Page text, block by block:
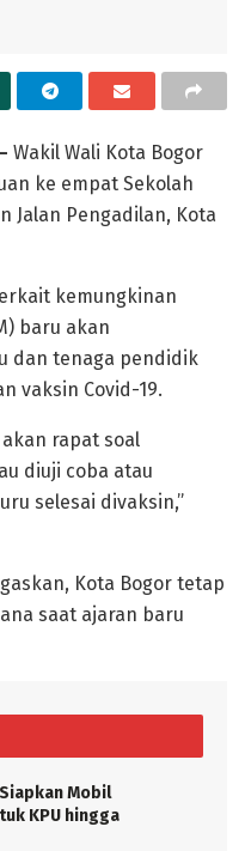
Wakil Wali Kota Bogor
ke empat Sekolah
Jalan Pengadilan, Kota
kemungkinan
baru akan
dan tenaga pendidik
vaksin Covid-19.
akan rapat soal
diuji coba atau
selesai divaksin,”
Kota Bogor tetap
saat ajaran baru
Mobil
KPU hingga